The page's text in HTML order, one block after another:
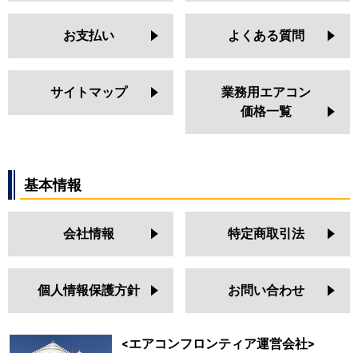
お支払い よくある質問
サイトマップ
業務用エアコン
価格一覧
基本情報
会社情報 特定商取引法
個人情報保護方針 お問い合わせ
<エアコンフロンティア運営会社>